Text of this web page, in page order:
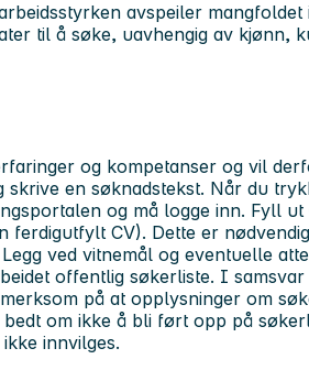
avspeiler mangfoldet
til å søke, uavhengig av kjønn,
og kompetanser og vil
en søknadstekst. Når du
og må logge inn. Fyll ut
ferdigutfylt CV). Dette er
ved vitnemål og eventuelle
offentlig søkerliste. I samsvar
på at opplysninger om
om ikke å bli ført opp på
innvilges.